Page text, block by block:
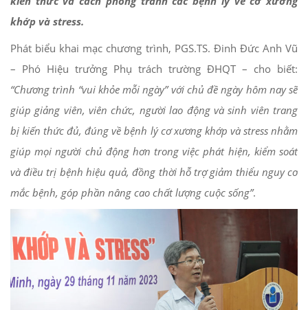
khớp và stress.
Phát biểu khai mạc chương trình, PGS.TS. Đinh Đức Anh Vũ
– Phó Hiệu trưởng Phụ trách trường ĐHQT – cho biết:
“Chương trình “vui khỏe mỗi ngày” với chủ đề ngày hôm nay sẽ
giúp giảng viên, viên chức, người lao động và sinh viên trang
bị kiến thức đủ, đúng về bệnh lý cơ xương khớp và stress nhằm
giúp mọi người chủ động hơn trong việc phát hiện, kiểm soát
và điều trị bệnh hiệu quả, đồng thời hỗ trợ giảm thiểu nguy cơ
mắc bệnh, góp phần nâng cao chất lượng cuộc sống”.